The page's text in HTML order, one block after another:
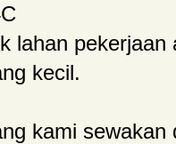
lahan
kecil.
kami sewakan